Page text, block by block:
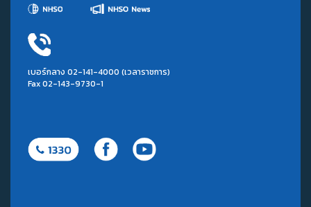
เบอร์กลาง 02-141-4000 (เวลาราชการ)
Fax 02-143-9730-1